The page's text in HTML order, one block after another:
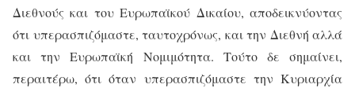
Διεθνούς και του Ευρωπαϊκού Δικαίου, αποδεικνύοντας
ότι υπερασπιζόμαστε, ταυτοχρόνως, και την Διεθνή αλλά
και την Ευρωπαϊκή Νομιμότητα. Τούτο δε σημαίνει,
περαιτέρω, ότι όταν υπερασπιζόμαστε την Κυριαρχία